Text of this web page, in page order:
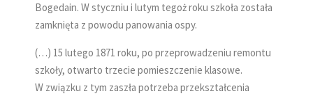
Bogedain. W styczniu i lutym tegoż roku szkoła została
zamknięta z powodu panowania ospy.
(…) 15 lutego 1871 roku, po przeprowadzeniu remontu
szkoły, otwarto trzecie pomieszczenie klasowe.
W związku z tym zaszła potrzeba przekształcenia